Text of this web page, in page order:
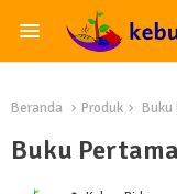
Beranda Produk Buku
Buku